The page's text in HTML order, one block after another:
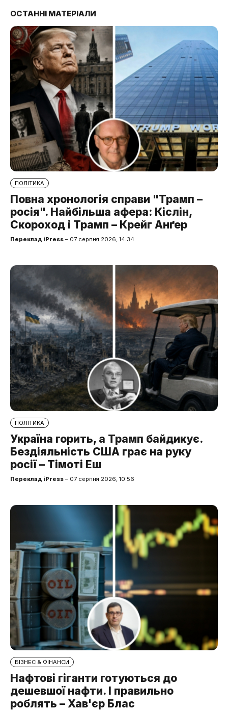
ОСТАННІ МАТЕРІАЛИ
ПОЛІТИКА
Повна хронологія справи "Трамп –
росія". Найбільша афера: Кіслін,
Скороход і Трамп – Крейг Анґер
Переклад iPress – 07 серпня 2026, 14:34
ПОЛІТИКА
Україна горить, а Трамп байдикує.
Бездіяльність США грає на руку
росії – Тімоті Еш
Переклад iPress – 07 серпня 2026, 10:56
БІЗНЕС & ФІНАНСИ
Нафтові гіганти готуються до
дешевшої нафти. І правильно
роблять – Хав'єр Блас